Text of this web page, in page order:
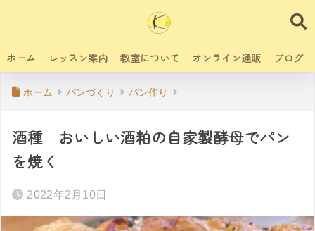
ホーム レッスン案内 教室について オンライン通販 ブログ
ホーム パンづくり パン作り
酒種 おいしい酒粕の自家製酵母でパン
を焼く
2022年2月10日